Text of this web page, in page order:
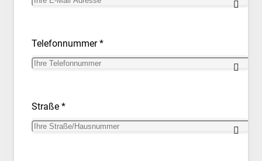
Telefonnummer *
Straße *